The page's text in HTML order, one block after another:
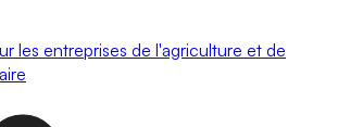
les entreprises de l'agriculture et de